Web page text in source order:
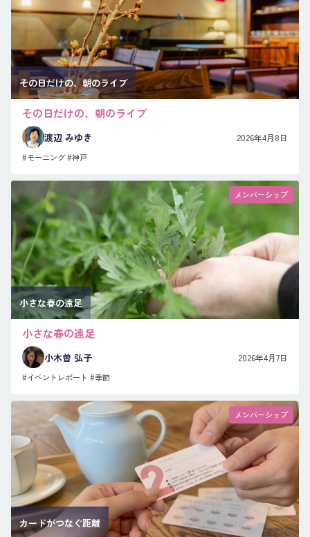
その日だけの、朝のライブ
その日だけの、朝のライブ
渡辺 みゆき 2026年4月8日
#モーニング#神戸
メンバーシップ
小さな春の遠足
小さな春の遠足
小木曽 弘子 2026年4月7日
#イベントレポート #季節
メンバーシップ
カードがつなぐ距離